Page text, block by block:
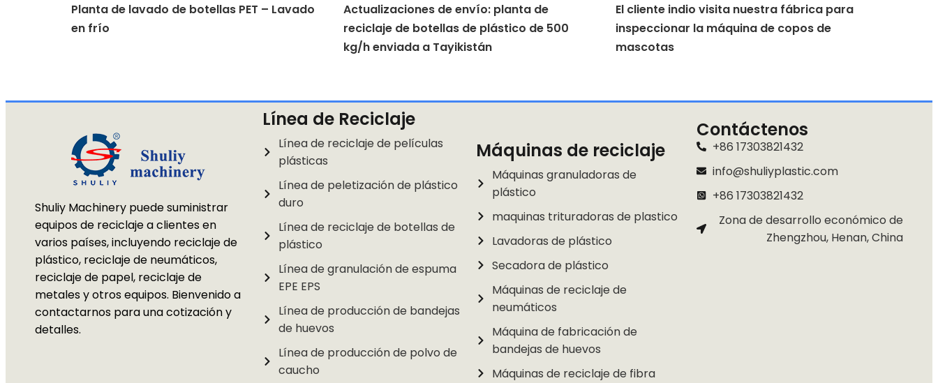
Planta de lavado de botellas PET – Lavado
en frío
Actualizaciones de envío: planta de
reciclaje de botellas de plástico de 500
kg/h enviada a Tayikistán
El cliente indio visita nuestra fábrica para
inspeccionar la máquina de copos de
mascotas
Shuliy Machinery puede suministrar
equipos de reciclaje a clientes en
varios países, incluyendo reciclaje de
plástico, reciclaje de neumáticos,
reciclaje de papel, reciclaje de
metales y otros equipos. Bienvenido a
contactarnos para una cotización y
detalles.
Línea de Reciclaje
Línea de reciclaje de películas
plásticas
Línea de peletización de plástico
duro
Línea de reciclaje de botellas de
plástico
Línea de granulación de espuma
EPE EPS
Línea de producción de bandejas
de huevos
Línea de producción de polvo de
caucho
Máquinas de reciclaje
Máquinas granuladoras de
plástico
maquinas trituradoras de plastico
Lavadoras de plástico
Secadora de plástico
Máquinas de reciclaje de
neumáticos
Máquina de fabricación de
bandejas de huevos
Máquinas de reciclaje de fibra
Contáctenos
+86 17303821432
info@shuliyplastic.com
+86 17303821432
Zona de desarrollo económico de
Zhengzhou, Henan, China